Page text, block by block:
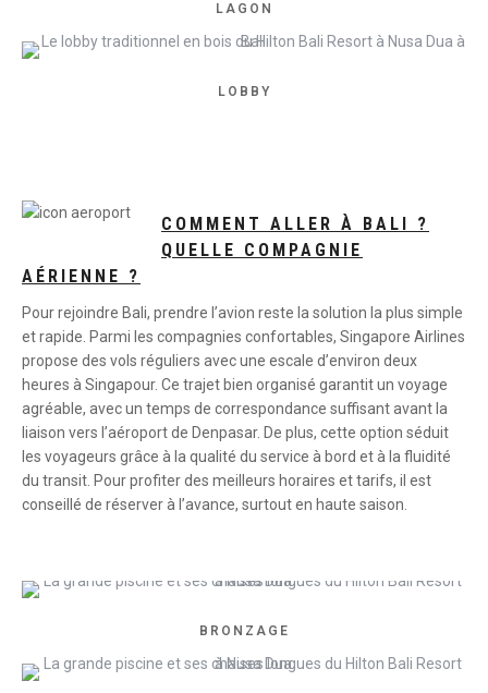
LAGON
LOBBY
COMMENT ALLER À BALI ?
QUELLE COMPAGNIE
AÉRIENNE ?
Pour rejoindre Bali, prendre l’avion reste la solution la plus simple
et rapide. Parmi les compagnies confortables, Singapore Airlines
propose des vols réguliers avec une escale d’environ deux
heures à Singapour. Ce trajet bien organisé garantit un voyage
agréable, avec un temps de correspondance suffisant avant la
liaison vers l’aéroport de Denpasar. De plus, cette option séduit
les voyageurs grâce à la qualité du service à bord et à la fluidité
du transit. Pour profiter des meilleurs horaires et tarifs, il est
conseillé de réserver à l’avance, surtout en haute saison.
BRONZAGE